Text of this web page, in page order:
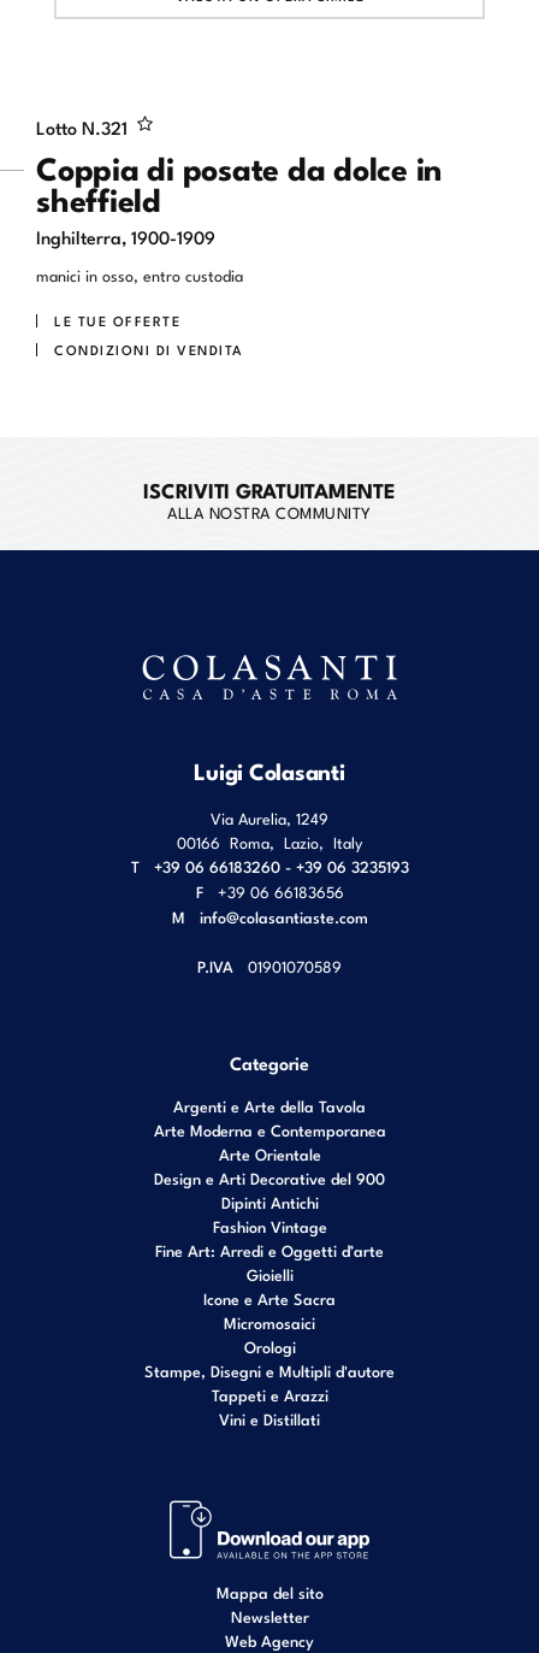
Lotto N.321
Coppia di posate da dolce in
sheffield
Inghilterra, 1900-1909
manici in osso, entro custodia
LE TUE OFFERTE
CONDIZIONI DI VENDITA
ISCRIVITI GRATUITAMENTE
ALLA NOSTRA COMMUNITY
Luigi Colasanti
Via Aurelia, 1249
00166 Roma Lazio Italy
T
+39 06 66183260 - +39 06 3235193
F
+39 06 66183656
M info@colasantiaste.com
P.IVA 01901070589
Categorie
Argenti e Arte della Tavola
Arte Moderna e Contemporanea
Arte Orientale
Design e Arti Decorative del 900
Dipinti Antichi
Fashion Vintage
Fine Art: Arredi e Oggetti d’arte
Gioielli
Icone e Arte Sacra
Micromosaici
Orologi
Stampe, Disegni e Multipli d'autore
Tappeti e Arazzi
Vini e Distillati
Mappa del sito
Newsletter
Web Agency